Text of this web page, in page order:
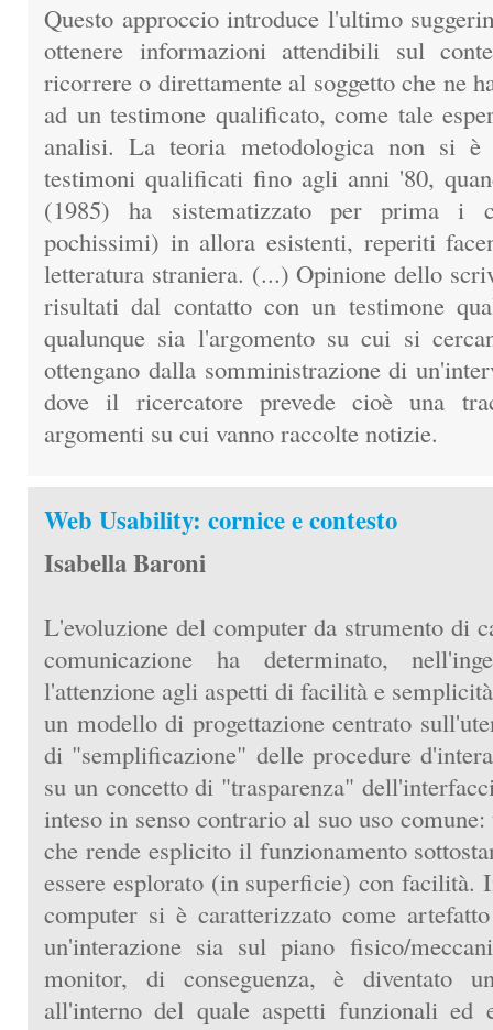
Questo approccio introduce l'ultimo
ottenere informazioni attendibili sul
ricorrere o direttamente al soggetto che ne
ad un testimone qualificato, come tale
analisi. La teoria metodologica non si è
testimoni qualificati fino agli anni '80,
(1985) ha sistematizzato per prima i
pochissimi) in allora esistenti, reperiti
letteratura straniera. (...) Opinione dello
risultati dal contatto con un testimone
qualunque sia l'argomento su cui si
ottengano dalla somministrazione di
dove il ricercatore prevede cioè una
argomenti su cui vanno raccolte notizie.
Web Usability: cornice e contesto
Isabella Baroni
L'evoluzione del computer da strumento di
comunicazione ha determinato,
l'attenzione agli aspetti di facilità e
un modello di progettazione centrato
di "semplificazione" delle procedure
su un concetto di "trasparenza"
inteso in senso contrario al suo uso
che rende esplicito il funzionamento
essere esplorato (in superficie) con facilità.
computer si è caratterizzato come
un'interazione sia sul piano fisico/
monitor, di conseguenza, è diventato
all'interno del quale aspetti funzionali ed